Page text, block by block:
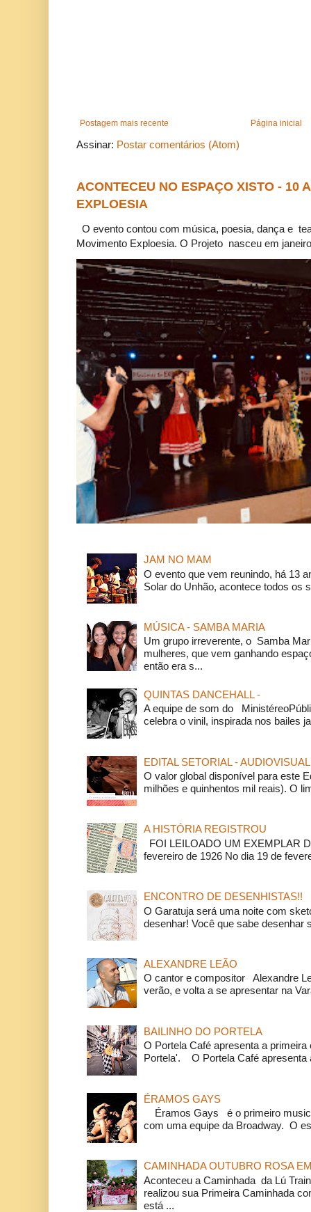
Postagem mais recente Página inicial
Assinar: Postar comentários (Atom)
ACONTECEU NO ESPAÇO XISTO - 10
EXPLOESIA
O evento contou com música, poesia, dança e
Movimento Exploesia. O Projeto nasceu em
JAM NO MAM
O evento que vem reunindo, há 13
Solar do Unhão, acontece todos os
MÚSICA - SAMBA MARIA
Um grupo irreverente, o Samba
mulheres, que vem ganhando
então era s...
QUINTAS DANCEHALL -
A equipe de som do
celebra o vinil, inspirada nos bailes
EDITAL SETORIAL - AUDIOVISUAL
O valor global disponível para este
milhões e quinhentos mil reais). O
A HISTÓRIA REGISTROU
FOI LEILOADO UM EXEMPLAR
fevereiro de 1926 No dia 19 de
ENCONTRO DE DESENHISTAS!!
O Garatuja será uma noite com
desenhar! Você que sabe desenhar
ALEXANDRE LEÃO
O cantor e compositor Alexandre
verão, e volta a se apresentar na
BAILINHO DO PORTELA
O Portela Café apresenta a
Portela'. O Portela Café apresenta
ÉRAMOS GAYS
Éramos Gays é o primeiro
com uma equipe da Broadway. O
CAMINHADA OUTUBRO ROSA
Aconteceu a Caminhada da Lú
realizou sua Primeira Caminhada
está ...